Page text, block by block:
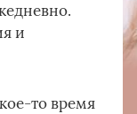
и
то время